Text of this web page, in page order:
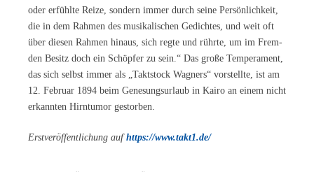
oder er­fühl­te Rei­ze, son­dern im­mer durch sei­ne Per­sön­lich­keit,
die in dem Rah­men des mu­si­ka­li­schen Ge­dich­tes, und weit oft
über die­sen Rah­men hin­aus, sich reg­te und rühr­te, um im Frem­
den Be­sitz doch ein Schöp­fer zu sein.“ Das gro­ße Tem­pe­ra­ment,
das sich selbst im­mer als „Takt­stock Wag­ners“ vor­stell­te, ist am
12. Fe­bru­ar 1894 beim Ge­ne­sungs­ur­laub in Kai­ro an ei­nem nicht
er­kann­ten Hirn­tu­mor gestorben.
Erst­ver­öf­fent­li­chung aufhttps://​www​.tak​t1​.de/